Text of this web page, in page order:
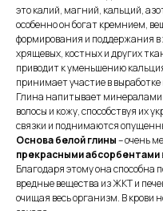
это калий, магний, кальций,
особенно он богат кремнием,
формирования и поддержания
хрящевых, костных и других
приводит к уменьшению
принимает участие в
Глина напитывает минералами
волосы и кожу, способствуя их
связки и поднимаются
Основа белой глины– очень
прекрасными абсорбентами
Благодаря этому она способна
вредные вещества из ЖКТ и
очищая весь организм. В крови